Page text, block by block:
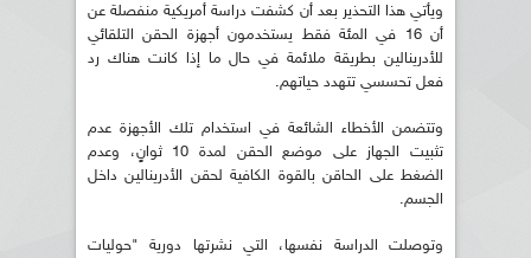
ويأتي هذا التحذير بعد أن كشفت دراسة أمريكية منفصلة عن
أن 16 في المئة فقط يستخدمون أجهزة الحقن التلقائي
للأدرينالين بطريقة ملائمة في حال ما إذا كانت هناك رد
فعل تحسسي تتهدد حياتهم.
وتتضمن الأخطاء الشائعة في استخدام تلك الأجهزة عدم
تثبيت الجهاز على موضع الحقن لمدة 10 ثوانٍ، وعدم
الضغط على الحاقن بالقوة الكافية لحقن الأدرينالين داخل
الجسم.
وتوصلت الدراسة نفسها، التي نشرتها دورية "حوليات